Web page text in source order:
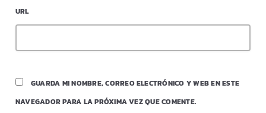
URL
GUARDA MI NOMBRE, CORREO ELECTRÓNICO Y WEB EN ESTE
NAVEGADOR PARA LA PRÓXIMA VEZ QUE COMENTE.